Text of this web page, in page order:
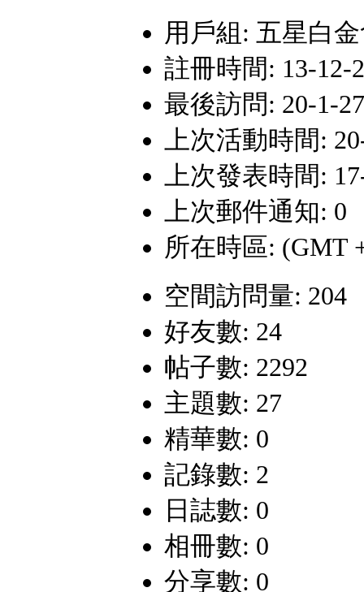
用戶組: 五星白
註冊時間: 13-12-
最後訪問: 20-1-
上次活動時間:
上次發表時間:
上次郵件通知: 0
所在時區: (GMT
空間訪問量: 204
好友數: 24
帖子數: 2292
主題數: 27
精華數: 0
記錄數: 2
日誌數: 0
相冊數: 0
分享數: 0